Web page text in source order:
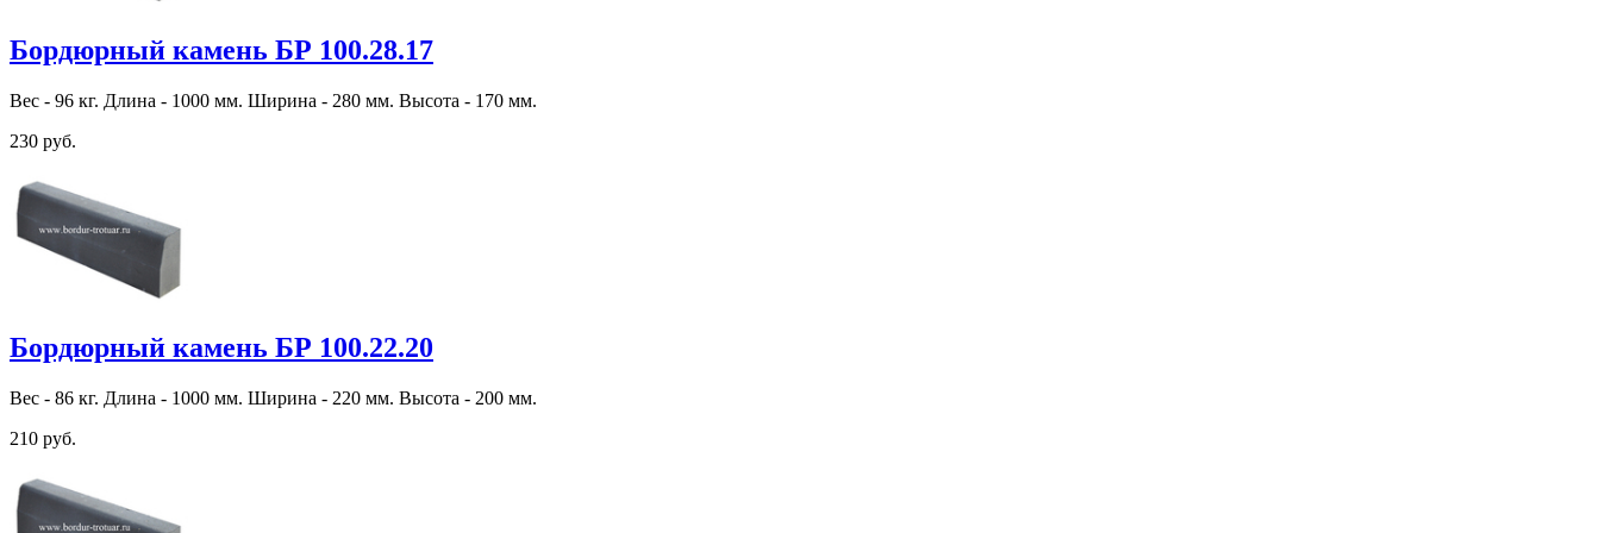
Бордюрный камень БР 100.28.17
Вес - 96 кг. Длина - 1000 мм. Ширина - 280 мм. Высота - 170 мм.
230 руб.
Бордюрный камень БР 100.22.20
Вес - 86 кг. Длина - 1000 мм. Ширина - 220 мм. Высота - 200 мм.
210 руб.